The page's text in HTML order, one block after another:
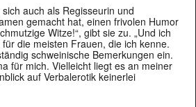
auch als Regisseurin und
gemacht hat, einen frivolen Humor
Witze!“, gibt sie zu. „Und ich
die meisten Frauen, die ich kenne.
schweinische Bemerkungen ein.
für mich. Vielleicht liegt es an meiner
auf Verbalerotik keinerlei